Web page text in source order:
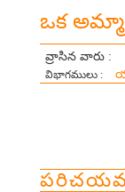
ఒక
వ్రాసిన వారు :
విభాగములు :